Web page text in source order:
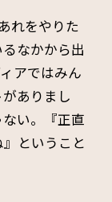
れをやりた
なかから出
アではみん
ありまし
い。『正直
ということ